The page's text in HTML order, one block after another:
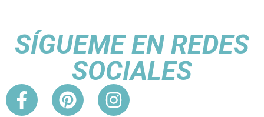
SÍGUEME EN REDES
SOCIALES